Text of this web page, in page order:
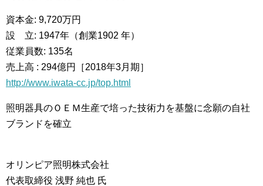
資本金: 9,720万円
設 立: 1947年（創業1902 年）
従業員数: 135名
売上高 : 294億円［2018年3月期］
http://www.iwata-cc.jp/top.html
照明器具のＯＥＭ生産で培った技術力を基盤に念願の自社
ブランドを確立
オリンピア照明株式会社
代表取締役 浅野 純也 氏